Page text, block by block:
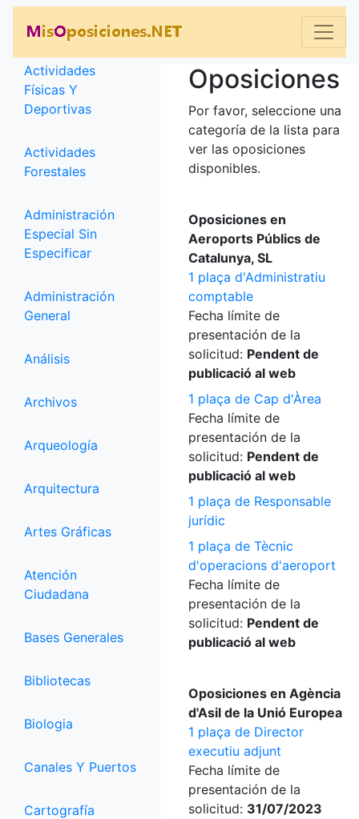
Categorías
Actividades
Físicas Y
Deportivas
Actividades
Forestales
Administración
Especial Sin
Especificar
Administración
General
Análisis
Archivos
Arqueología
Arquitectura
Artes Gráficas
Atención
Ciudadana
Bases Generales
Bibliotecas
Biologia
Canales Y Puertos
Cartografía
Oposiciones
Por favor, seleccione una
categoría de la lista para
ver las oposiciones
disponibles.
Oposiciones en
Aeroports Públics de
Catalunya, SL
1 plaça d'Administratiu
comptable
Fecha límite de
presentación de la
solicitud: Pendent de
publicació al web
1 plaça de Cap d'Àrea
Fecha límite de
presentación de la
solicitud: Pendent de
publicació al web
1 plaça de Responsable
jurídic
1 plaça de Tècnic
d'operacions d'aeroport
Fecha límite de
presentación de la
solicitud: Pendent de
publicació al web
Oposiciones en Agència
d'Asil de la Unió Europea
1 plaça de Director
executiu adjunt
Fecha límite de
presentación de la
solicitud: 31/07/2023